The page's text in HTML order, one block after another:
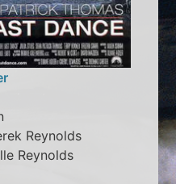
Reynolds
Reynolds